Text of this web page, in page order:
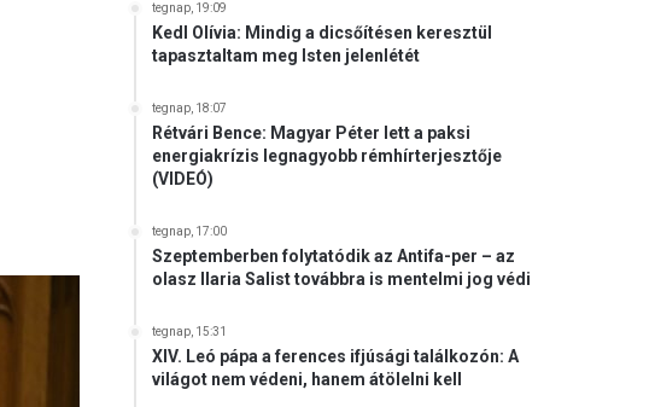
tegnap, 19:09
Kedl Olívia: Mindig a dicsőítésen keresztül
tapasztaltam meg Isten jelenlétét
tegnap, 18:07
Rétvári Bence: Magyar Péter lett a paksi
energiakrízis legnagyobb rémhírterjesztője
(VIDEÓ)
tegnap, 17:00
Szeptemberben folytatódik az Antifa-per – az
olasz Ilaria Salist továbbra is mentelmi jog védi
tegnap, 15:31
XIV. Leó pápa a ferences ifjúsági találkozón: A
világot nem védeni, hanem átölelni kell